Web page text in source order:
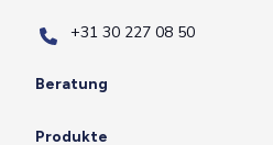
+31 30 227 08 50
Beratung
Produkte